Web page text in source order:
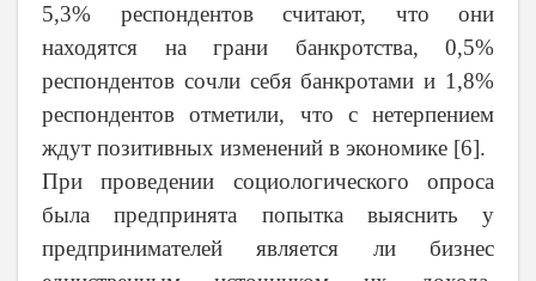
5,3% респондентов считают, что они
находятся на грани банкротства, 0,5%
респондентов сочли себя банкротами и 1,8%
респондентов отметили, что с нетерпением
ждут позитивных изменений в экономике [6].
При проведении социологического опроса
была предпринята попытка выяснить у
предпринимателей является ли бизнес